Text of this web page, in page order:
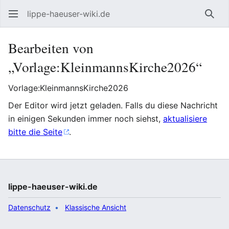
lippe-haeuser-wiki.de
Bearbeiten von
„Vorlage:KleinmannsKirche2026“
Vorlage:KleinmannsKirche2026
Der Editor wird jetzt geladen. Falls du diese Nachricht
in einigen Sekunden immer noch siehst, aktualisiere
bitte die Seite
.
lippe-haeuser-wiki.de
Datenschutz Klassische Ansicht